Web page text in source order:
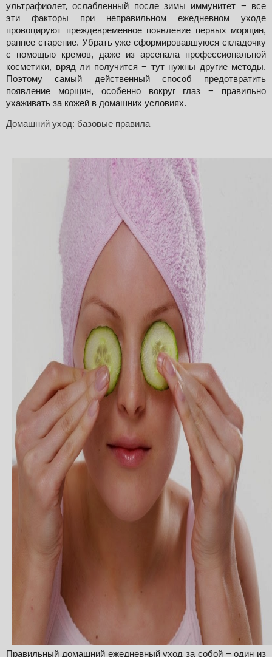
ультрафиолет, ослабленный после зимы иммунитет − все
эти факторы при неправильном ежедневном уходе
провоцируют преждевременное появление первых морщин,
раннее старение. Убрать уже сформировавшуюся складочку
с помощью кремов, даже из арсенала профессиональной
косметики, вряд ли получится − тут нужны другие методы.
Поэтому самый действенный способ предотвратить
появление морщин, особенно вокруг глаз − правильно
ухаживать за кожей в домашних условиях.
Домашний уход: базовые правила
Правильный домашний ежедневный уход за собой − один из